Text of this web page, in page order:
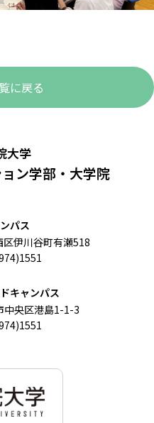
に戻る
大学
ン学部・大学院
パス
伊川谷町有瀬518
キャンパス
央区港島1-1-3